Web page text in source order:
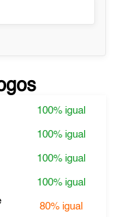
100% igual
100% igual
100% igual
100% igual
80% igual